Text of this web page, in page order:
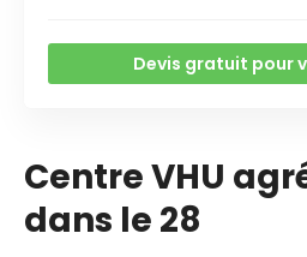
Devis gratuit pour
Centre VHU
dans le 28